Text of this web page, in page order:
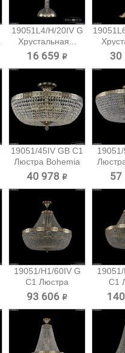
19051L4/H/20IV G
Хрустальная...
16 659 ₽ 30
19051/45IV GB C1
Люстра Bohemia
Ivele...
40 978 ₽ 57
19051/H1/60IV G
C1 Люстра
Bohemia...
93 606 ₽
C1